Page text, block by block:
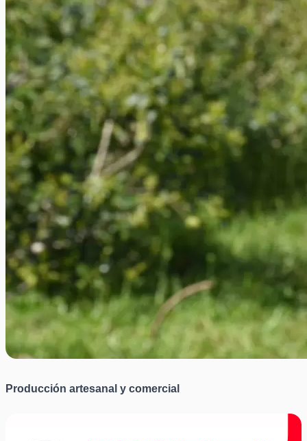
Producción artesanal y comercial